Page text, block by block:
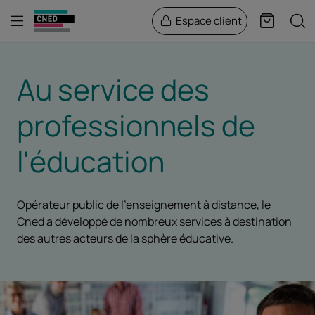
Menu Espace client Panier
Au service des
professionnels de
l'éducation
Opérateur public de l’enseignement à distance, le
Cned a développé de nombreux services à destination
des autres acteurs de la sphère éducative.